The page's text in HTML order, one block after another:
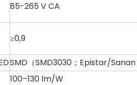
85-265 V CA
≥0,9
SMD（SMD3030；Epistar/Sanan
100–130 lm/W